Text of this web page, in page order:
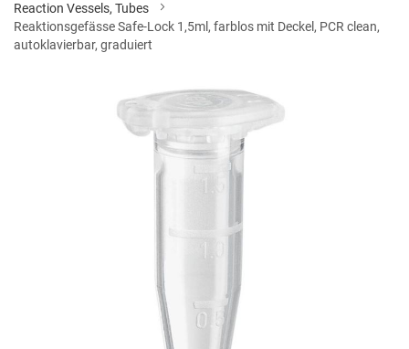
Reaction Vessels, Tubes
Reaktionsgefässe Safe-Lock 1,5ml, farblos mit Deckel, PCR clean,
autoklavierbar, graduiert